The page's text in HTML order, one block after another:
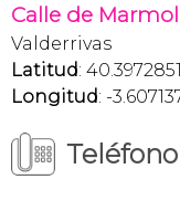
Calle de
Valderrivas
Latitud:
Longitud: -
Teléfono